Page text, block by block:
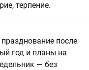
терпение.
после
год и планы на
— без